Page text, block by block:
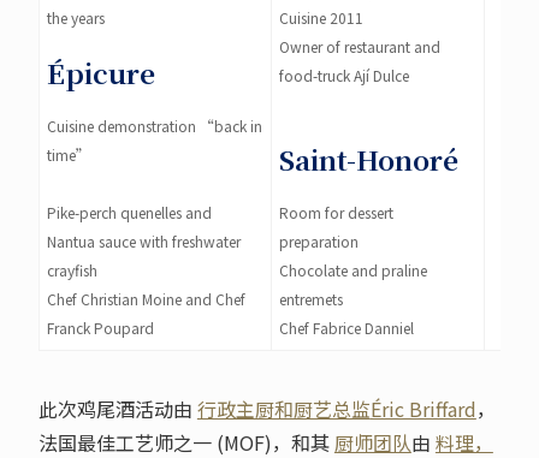
the years
Épicure
Cuisine demonstration “back in
time”
Pike-perch quenelles and
Nantua sauce with freshwater
crayfish
Chef Christian Moine and Chef
Franck Poupard
Cuisine 2011
Owner of restaurant and
food-truck Ají Dulce
Saint-Honoré
Room for dessert
preparation
Chocolate and praline
entremets
Chef Fabrice Danniel
此次鸡尾酒活动由 行政主厨和厨艺总监Éric Briffard，
法国最佳工艺师之一 (MOF)，和其厨师团队由 料理，